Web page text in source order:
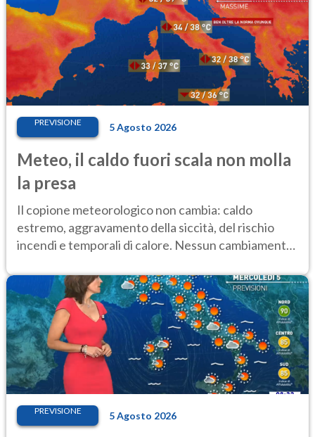
PREVISIONE 5 Agosto 2026
Meteo, il caldo fuori scala non molla
la presa
Il copione meteorologico non cambia: caldo
estremo, aggravamento della siccità, del rischio
incendi e temporali di calore. Nessun cambiamento
PREVISIONE 5 Agosto 2026